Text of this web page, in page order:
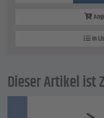
In
Dieser Artikel ist